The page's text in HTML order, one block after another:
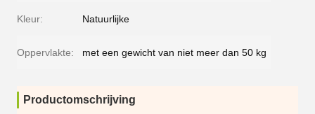
Kleur: Natuurlijke
Oppervlakte: met een gewicht van niet meer dan 50 kg
Productomschrijving